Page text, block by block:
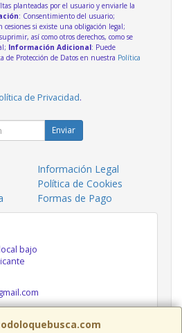
planteadas por el usuario y enviarle la
: Consentimiento del usuario;
cesiones si existe una obligación legal;
así como otros derechos, como se
Información Adicional: Puede
de Protección de Datos en nuestra Política
de Privacidad.
Enviar
Información Legal
Política de Cookies
Formas de Pago
bajo